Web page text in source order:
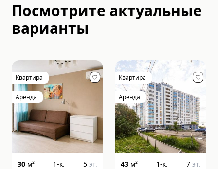
Посмотрите актуальные
варианты
Квартира
Аренда
30 м² 1-к. 5 эт.
Квартира
Аренда
43 м² 1-к. 7 эт.